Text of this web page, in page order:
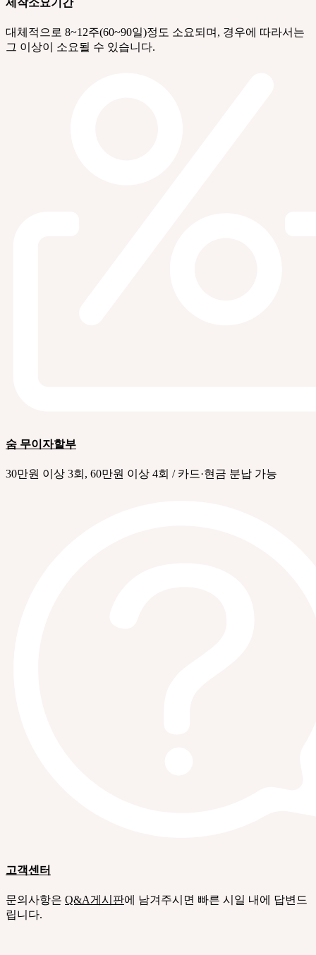
제작소요기간
대체적으로 8~12주(60~90일)정도 소요되며, 경우에 따라서는
그 이상이 소요될 수 있습니다.
숨 무이자할부
30만원 이상 3회, 60만원 이상 4회 / 카드·현금 분납 가능
고객센터
문의사항은 Q&A게시판에 남겨주시면 빠른 시일 내에 답변드
립니다.